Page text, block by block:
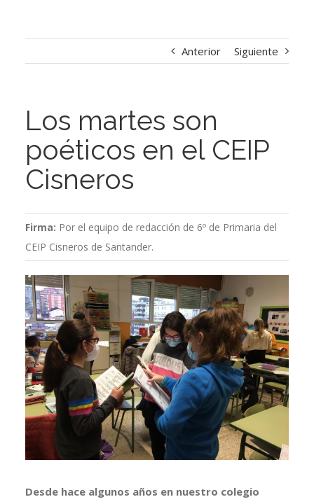
Anterior Siguiente
Los martes son
poéticos en el CEIP
Cisneros
Firma: Por el equipo de redacción de 6º de Primaria del
CEIP Cisneros de Santander.
Ver
imagen
más
grande
Desde hace algunos años en nuestro colegio